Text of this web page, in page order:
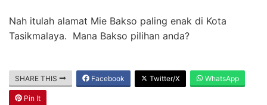
Nah itulah alamat Mie Bakso paling enak di Kota
Tasikmalaya. Mana Bakso pilihan anda?
SHARE THIS Facebook Twitter/X WhatsApp
Pin It